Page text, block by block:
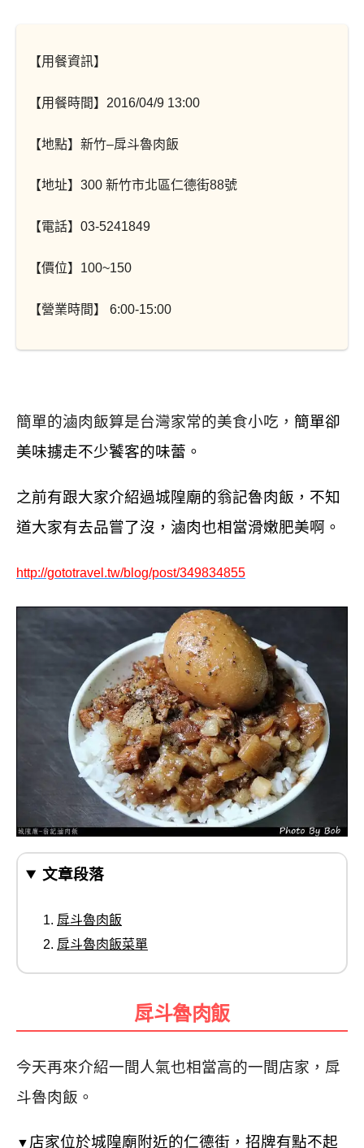
【用餐資訊】
【用餐時間】 2016/04/9 13:00
【地點】新竹–戽斗魯肉飯
【地址】 300 新竹市北區仁德街88號
【電話】 03-5241849
【價位】 100~150
【營業時間】 6:00-15:00
簡單的滷肉飯算是台灣家常的美食小吃， 簡單卻
美味擄走不少饕客的味蕾。
之前有跟大家介紹過城隍廟的翁記魯肉飯， 不知
道大家有去品嘗了沒，滷肉也相當滑嫩肥美啊。
http://gototravel.tw/blog/post/349834855
文章段落
戽斗魯肉飯
戽斗魯肉飯菜單
戽斗魯肉飯
今天再來介紹一間人氣也相當高的一間店家，戽
斗魯肉飯。
▼ 店家位於城隍廟附近的仁德街，招牌有點不起